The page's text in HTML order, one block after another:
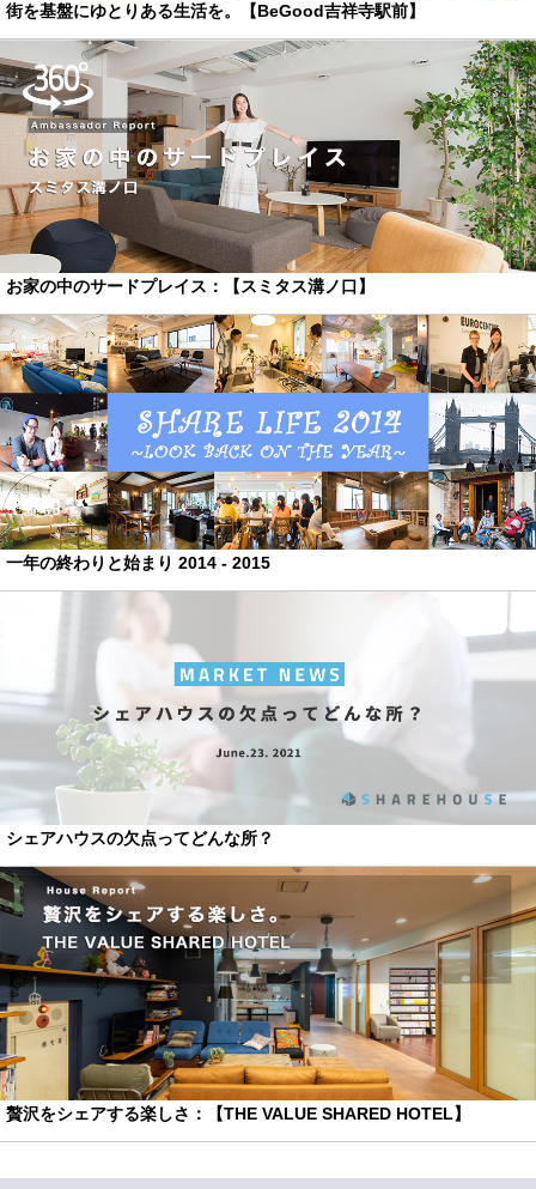
街を基盤にゆとりある生活を。【BeGood吉祥寺駅前】
お家の中のサードプレイス：【スミタス溝ノ口】
一年の終わりと始まり 2014 - 2015
シェアハウスの欠点ってどんな所？
贅沢をシェアする楽しさ：【THE VALUE SHARED HOTEL】